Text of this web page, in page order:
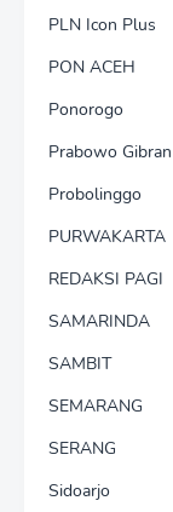
PLN Icon Plus
PON ACEH
Ponorogo
Prabowo Gibran
Probolinggo
PURWAKARTA
REDAKSI PAGI
SAMARINDA
SAMBIT
SEMARANG
SERANG
Sidoarjo